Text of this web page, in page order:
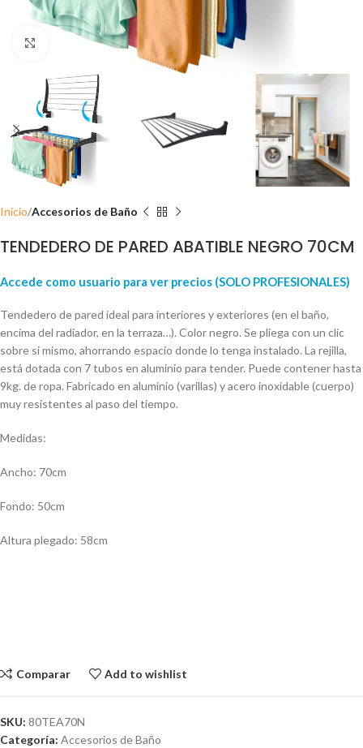
Click para ampliar
Inicio Accesorios de Baño
TENDEDERO DE PARED ABATIBLE NEGRO 70CM
Accede como usuario para ver precios (SOLO PROFESIONALES)
Tendedero de pared ideal para interiores y exteriores (en el baño,
encima del radiador, en la terraza…). Color negro. Se pliega con un clic
sobre si mismo, ahorrando espacio donde lo tenga instalado. La rejilla,
está dotada con 7 tubos en aluminio para tender. Puede contener hasta
9kg. de ropa. Fabricado en aluminio (varillas) y acero inoxidable (cuerpo)
muy resistentes al paso del tiempo.
Medidas:
Ancho: 70cm
Fondo: 50cm
Altura plegado: 58cm
Comparar Add to wishlist
SKU: 80TEA70N
Categoría: Accesorios de Baño